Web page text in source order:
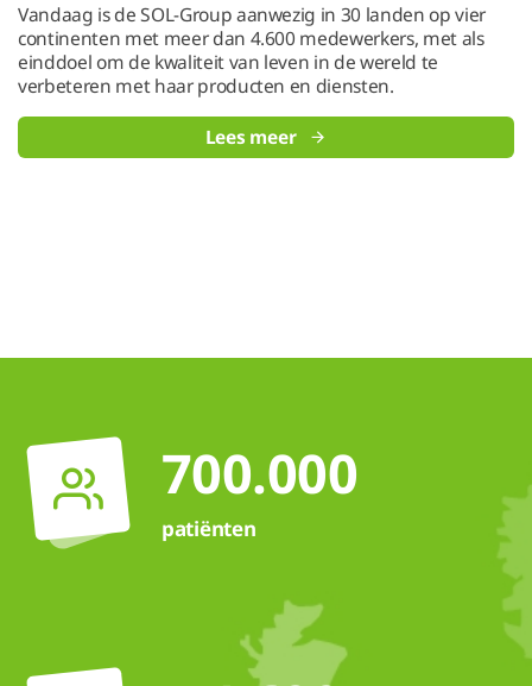
Vandaag is de SOL-Group aanwezig in 30 landen op vier
continenten met meer dan 4.600 medewerkers, met als
einddoel om de kwaliteit van leven in de wereld te
verbeteren met haar producten en diensten.
Lees meer
700.000
patiënten